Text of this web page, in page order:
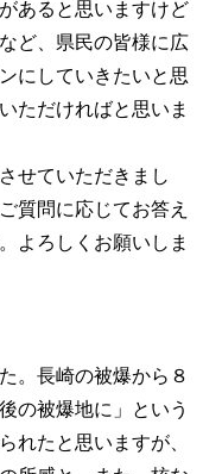
あると思いますけど
ど、県民の皆様に広
にしていきたいと思
ただければと思いま
せていただきまし
質問に応じてお答え
よろしくお願いしま
。長崎の被爆から８
の被爆地に」という
れたと思いますが、